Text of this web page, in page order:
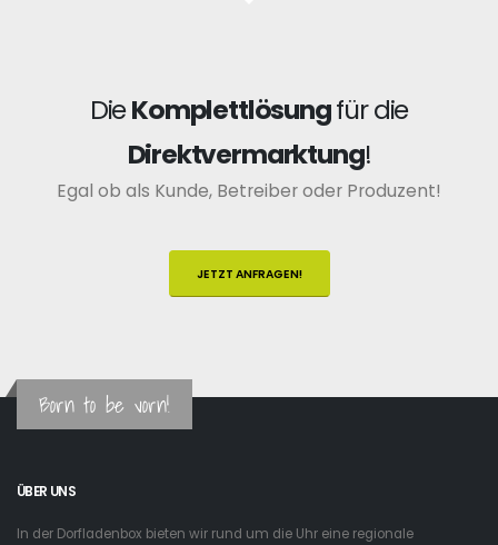
DieKomplettlösungfür die
Direktvermarktung!
Egal ob als Kunde, Betreiber oder Produzent!
JETZT ANFRAGEN!
Born to be vorn!
ÜBER UNS
In der Dorfladenbox bieten wir rund um die Uhr eine regionale